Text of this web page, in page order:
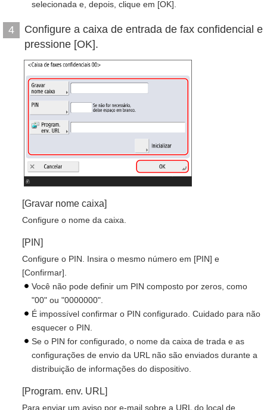
selecionada e, depois, clique em [OK].
4
Configure a caixa de entrada de fax confidencial e
pressione [OK].
[Gravar nome caixa]
Configure o nome da caixa.
[PIN]
Configure o PIN. Insira o mesmo número em [PIN] e
[Confirmar].
Você não pode definir um PIN composto por zeros, como
"00" ou "0000000".
É impossível confirmar o PIN configurado. Cuidado para não
esquecer o PIN.
Se o PIN for configurado, o nome da caixa de trada e as
configurações de envio da URL não são enviados durante a
distribuição de informações do dispositivo.
[Program. env. URL]
Para enviar um aviso por e-mail sobre a URL do local de